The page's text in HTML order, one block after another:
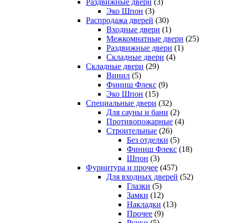
Эко Шпон (3)
Распродажа дверей (30)
Входные двери (1)
Межкомнатные двери (25)
Раздвижные двери (1)
Складные двери (4)
Складные двери (29)
Винил (5)
Финиш Флекс (9)
Эко Шпон (15)
Специальные двери (32)
Для сауны и бани (2)
Противопожарные (4)
Строительные (26)
Без отделки (5)
Финиш Флекс (18)
Шпон (3)
Фурнитура и прочее (457)
Для входных дверей (52)
Глазки (5)
Замки (12)
Накладки (13)
Прочее (9)